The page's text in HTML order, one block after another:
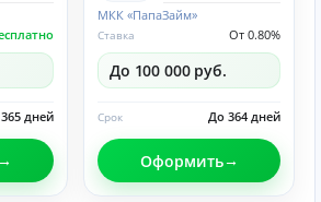
дней
МКК «ПапаЗайм»
От 0.80%
Ставка
До 100 000 руб.
До 364 дней
Срок
Оформить